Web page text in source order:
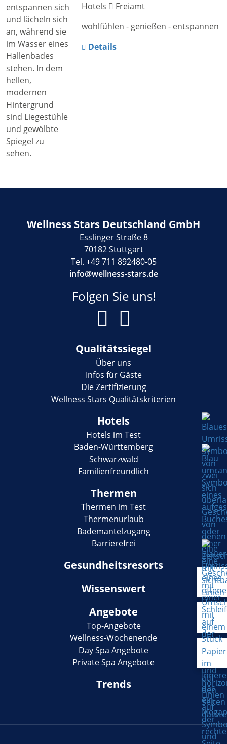
Hotels
Freiamt
wohlfühlen - genießen - entspannen
Details
Wellness Stars Deutschland GmbH
Esslinger Straße 8
70182 Stuttgart
Tel. +49 711 892480-05
info@wellness-stars.de
Folgen Sie uns!
Qualitätssiegel
Über uns
Infos für Gäste
Die Zertifizierung
Wellness Stars Qualitätskriterien
Hotels
Hotels im Test
Baden-Württemberg
Schwarzwald
Familienfreundlich
Thermen
Thermen im Test
Thermenurlaub
Bademantelzugang
Barrierefrei
Gesundheitsresorts
Wissenswert
Angebote
Top-Angebote
Wellness-Wochenende
Day Spa Angebote
Private Spa Angebote
Trends